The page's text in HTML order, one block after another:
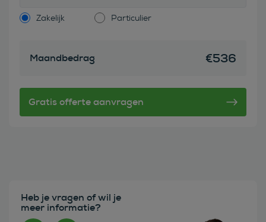
Zakelijk Particulier
Maandbedrag €536
Heb je vragen of wil je
meer informatie?